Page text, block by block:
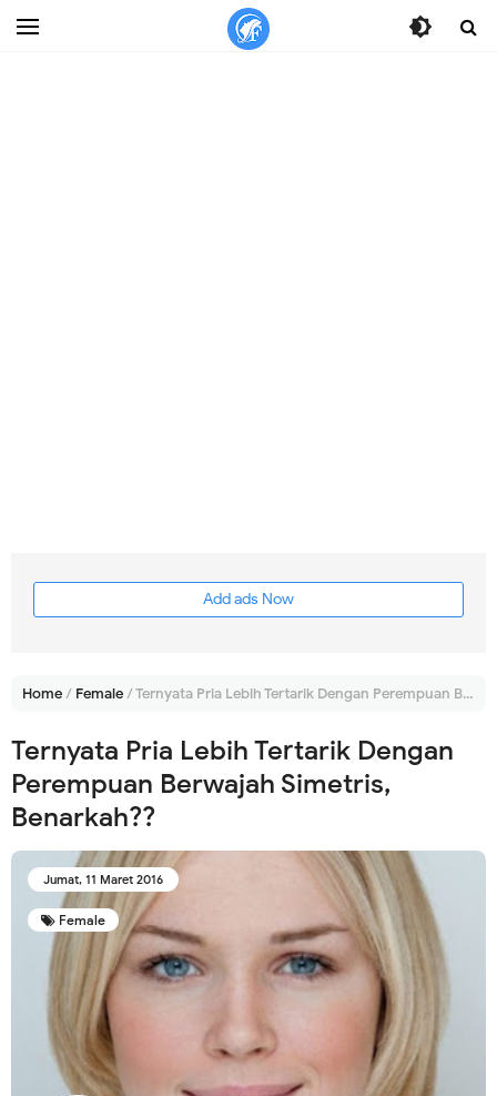
Add ads Now
Home/ Female/Ternyata Pria Lebih Tertarik Dengan Perempuan Berwajah Simetris, Benarkah??
Ternyata Pria Lebih Tertarik Dengan
Perempuan Berwajah Simetris,
Benarkah??
Jumat, 11 Maret 2016
Female